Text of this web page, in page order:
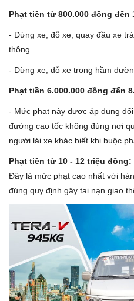
Phạt tiền từ 800.000 đồng đến
- Dừng xe, đỗ xe, quay đầu xe
thông.
- Dừng xe, đỗ xe trong hầm
Phạt tiền 6.000.000 đồng đến
- Mức phạt này được áp dụng
đường cao tốc không đúng nơi
người lái xe khác biết khi buộc
Phạt tiền từ 10 - 12 triệu đồng:
Đây là mức phạt cao nhất với
đúng quy định gây tai nạn giao